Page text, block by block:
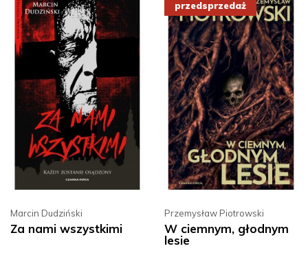
Marcin Dudziński
Za nami wszystkimi
Przemysław Piotrowski
W ciemnym, głodnym
lesie